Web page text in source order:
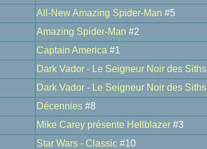
All-New Amazing Spider-Man #5
Amazing Spider-Man #2
Captain America #1
Dark Vador - Le Seigneur Noir des Siths
Dark Vador - Le Seigneur Noir des Siths
Décennies #8
Mike Carey présente Hellblazer #3
Star Wars - Classic #10